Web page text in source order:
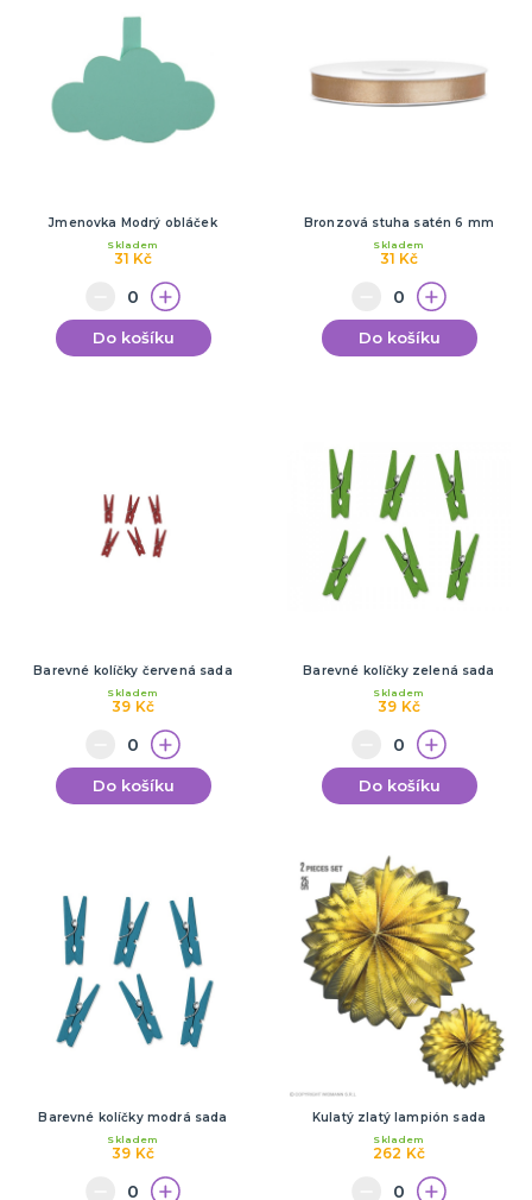
Jmenovka Modrý obláček
31 Kč
Skladem
Do košíku
Bronzová stuha satén 6 mm
31 Kč
Skladem
Do košíku
Barevné kolíčky červená sada
39 Kč
Skladem
Do košíku
Barevné kolíčky zelená sada
39 Kč
Skladem
Do košíku
Barevné kolíčky modrá sada
39 Kč
Skladem
Kulatý zlatý lampión sada
262 Kč
Skladem